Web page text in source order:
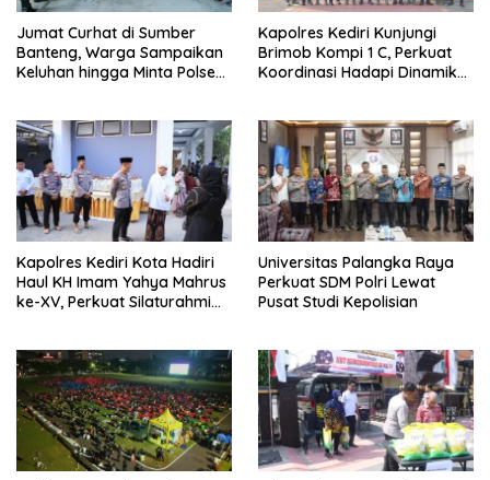
Jumat Curhat di Sumber
Banteng, Warga Sampaikan
Keluhan hingga Minta Polsek
Kapolres Kediri Kunjungi
Brimob Kompi 1 C, Perkuat
Koordinasi Hadapi Dinamika
Kapolres Kediri Kota Hadiri
Haul KH Imam Yahya Mahrus
ke-XV, Perkuat Silaturahmi
Universitas Palangka Raya
Perkuat SDM Polri Lewat
Pusat Studi Kepolisian